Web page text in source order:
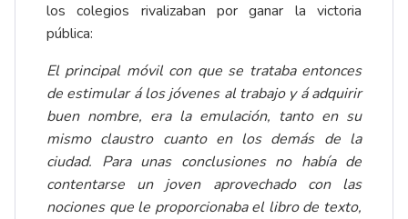
los colegios rivalizaban por ganar la victoria
pública:
El principal móvil con que se trataba entonces
de estimular á los jóvenes al trabajo y á adquirir
buen nombre, era la emulación, tanto en su
mismo claustro cuanto en los demás de la
ciudad. Para unas conclusiones no había de
contentarse un joven aprovechado con las
nociones que le proporcionaba el libro de texto,